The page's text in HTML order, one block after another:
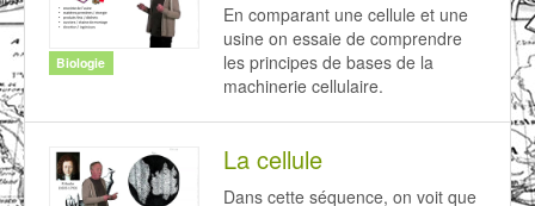
Biologie
En comparant une cellule et une
usine on essaie de comprendre
les principes de bases de la
machinerie cellulaire.
La cellule
Dans cette séquence, on voit que